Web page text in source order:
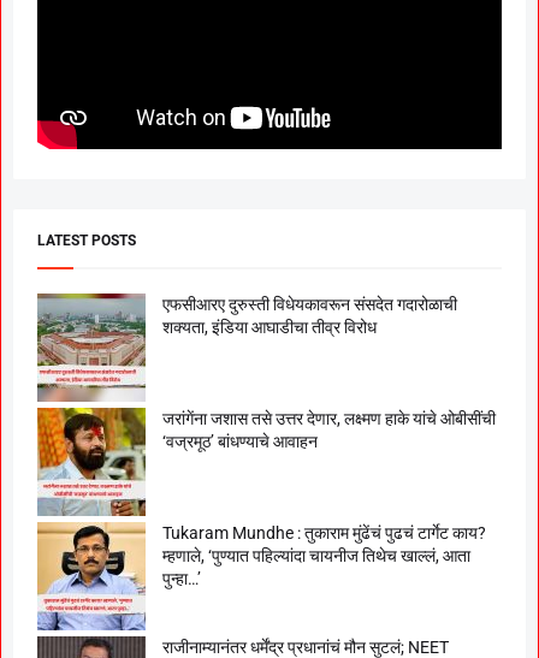
LATEST POSTS
एफसीआरए दुरुस्ती विधेयकावरून संसदेत गदारोळाची
शक्यता, इंडिया आघाडीचा तीव्र विरोध
जरांगेंना जशास तसे उत्तर देणार, लक्ष्मण हाके यांचे ओबीसींची
‘वज्रमूठ’ बांधण्याचे आवाहन
Tukaram Mundhe : तुकाराम मुंढेंचं पुढचं टार्गेट काय?
म्हणाले, ‘पुण्यात पहिल्यांदा चायनीज तिथेच खाल्लं, आता
पुन्हा…’
राजीनाम्यानंतर धर्मेंद्र प्रधानांचं मौन सुटलं; NEET